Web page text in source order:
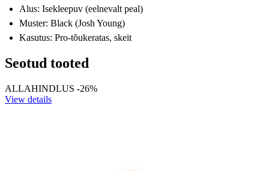
Alus: Isekleepuv (eelnevalt peal)
Muster: Black (Josh Young)
Kasutus: Pro-tõukeratas, skeit
Seotud tooted
ALLAHINDLUS -26%
View details